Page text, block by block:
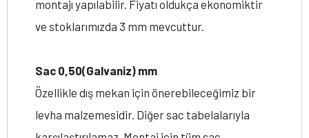
montajı yapılabilir. Fiyatı oldukça ekonomiktir
ve stoklarımızda 3 mm mevcuttur.
Sac 0,50(Galvaniz) mm
Özellikle dış mekan için önerebileceğimiz bir
levha malzemesidir. Diğer sac tabelalarıyla